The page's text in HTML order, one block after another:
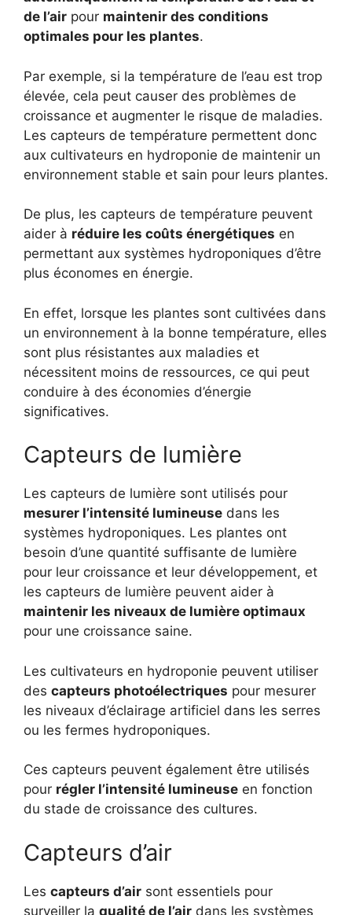
de l’air pour maintenir des conditions
optimales pour les plantes.
Par exemple, si la température de l’eau est trop
élevée, cela peut causer des problèmes de
croissance et augmenter le risque de maladies.
Les capteurs de température permettent donc
aux cultivateurs en hydroponie de maintenir un
environnement stable et sain pour leurs plantes.
De plus, les capteurs de température peuvent
aider à réduire les coûts énergétiques en
permettant aux systèmes hydroponiques d’être
plus économes en énergie.
En effet, lorsque les plantes sont cultivées dans
un environnement à la bonne température, elles
sont plus résistantes aux maladies et
nécessitent moins de ressources, ce qui peut
conduire à des économies d’énergie
significatives.
Capteurs de lumière
Les capteurs de lumière sont utilisés pour
mesurer l’intensité lumineuse dans les
systèmes hydroponiques. Les plantes ont
besoin d’une quantité suffisante de lumière
pour leur croissance et leur développement, et
les capteurs de lumière peuvent aider à
maintenir les niveaux de lumière optimaux
pour une croissance saine.
Les cultivateurs en hydroponie peuvent utiliser
des capteurs photoélectriques pour mesurer
les niveaux d’éclairage artificiel dans les serres
ou les fermes hydroponiques.
Ces capteurs peuvent également être utilisés
pour régler l’intensité lumineuse en fonction
du stade de croissance des cultures.
Capteurs d’air
Les capteurs d’air sont essentiels pour
surveiller la qualité de l’air dans les systèmes